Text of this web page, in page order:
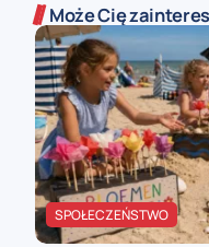
Może Cię
SPOŁECZEŃSTWO